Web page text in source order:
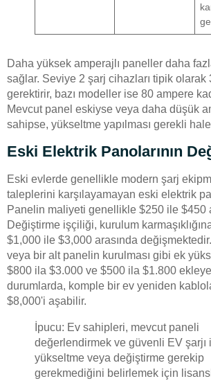
Daha yüksek amperajlı paneller daha
sağlar. Seviye 2 şarj cihazları tipik olarak
gerektirir, bazı modeller ise 80 ampere
Mevcut panel eskiyse veya daha düşük
sahipse, yükseltme yapılması gerekli
Eski Elektrik Panolarının
Eski evlerde genellikle modern şarj
taleplerini karşılayamayan eski elektrik
Panelin maliyeti genellikle $250 ile $450
Değiştirme işçiliği, kurulum
$1,000 ile $3,000 arasında
veya bir alt panelin kurulması gibi ek
$800 ila $3.000 ve $500 ila $1.800
durumlarda, komple bir ev yeniden
$8,000'i aşabilir.
İpucu: Ev sahipleri, mevcut paneli
değerlendirmek ve güvenli EV şarjı
yükseltme veya değiştirme gerekip
gerekmediğini belirlemek için